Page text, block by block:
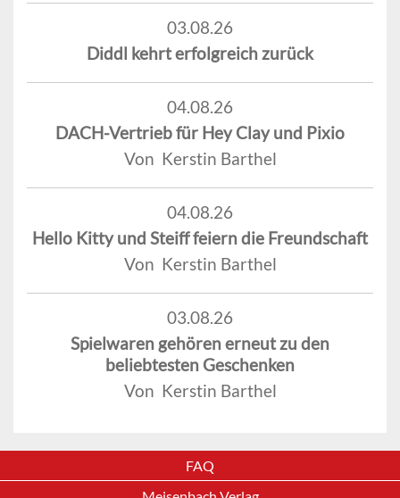
03.08.26
Diddl kehrt erfolgreich zurück
04.08.26
DACH-Vertrieb für Hey Clay und Pixio
Von Kerstin Barthel
04.08.26
Hello Kitty und Steiff feiern die Freundschaft
Von Kerstin Barthel
03.08.26
Spielwaren gehören erneut zu den
beliebtesten Geschenken
Von Kerstin Barthel
FAQ